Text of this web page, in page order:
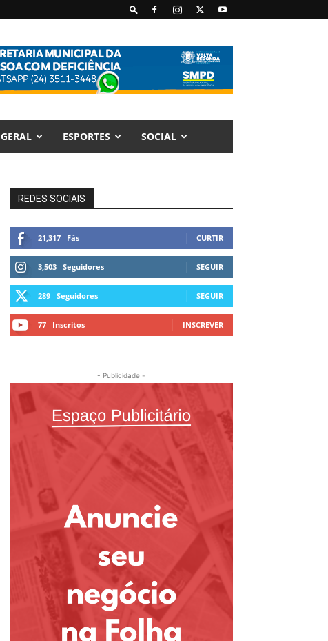
GERAL ESPORTES SOCIAL
REDES SOCIAIS
21,317 Fãs CURTIR
3,503 Seguidores SEGUIR
289 Seguidores SEGUIR
77 Inscritos INSCREVER
- Publicidade -